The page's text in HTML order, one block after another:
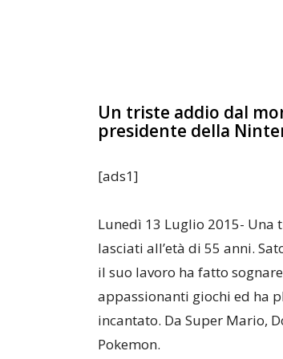
Un triste addio dal
presidente della
[ads1]
Lunedì 13 Luglio 2015- Una
lasciati all’età di 55 anni.
il suo lavoro ha fatto
appassionanti giochi ed ha
incantato. Da Super Mario,
Pokemon.